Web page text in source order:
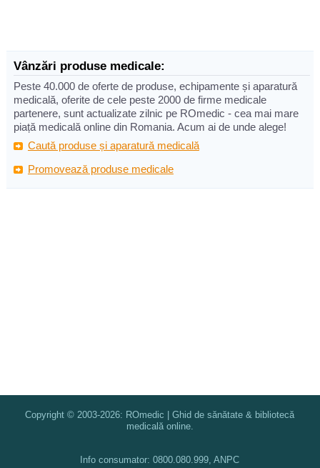
Vânzări produse medicale:
Peste 40.000 de oferte de produse, echipamente și aparatură
medicală, oferite de cele peste 2000 de firme medicale
partenere, sunt actualizate zilnic pe ROmedic - cea mai mare
piață medicală online din Romania. Acum ai de unde alege!
Caută produse și aparatură medicală
Promovează produse medicale
Copyright © 2003-2026: ROmedic | Ghid de sănătate & bibliotecă
medicală online.
Info consumator: 0800.080.999, ANPC